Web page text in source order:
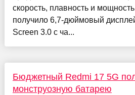
скорость, плавность и
получило 6,7-дюймовый
Screen 3.0 с ча...
Бюджетный Redmi 17 5G
монструозную батарею